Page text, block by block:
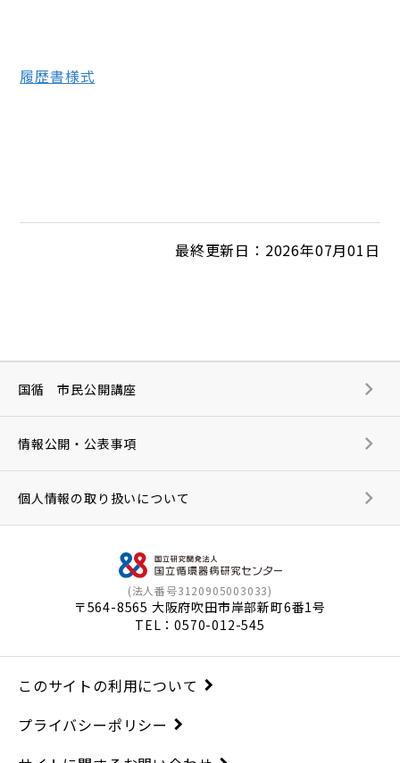
履歴書様式
最終更新日：2026年07月01日
(法人番号3120905003033)
〒564-8565 大阪府吹田市岸部新町6番1号
TEL：0570-012-545
国循 市民公開講座
情報公開・公表事項
個人情報の取り扱いについて
このサイトの利用について
プライバシーポリシー